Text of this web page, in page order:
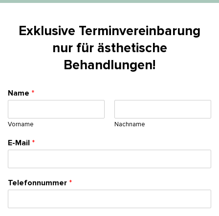
Exklusive Terminvereinbarung
nur für ästhetische
Behandlungen!
Name *
Vorname Nachname
E-Mail *
Telefonnummer *